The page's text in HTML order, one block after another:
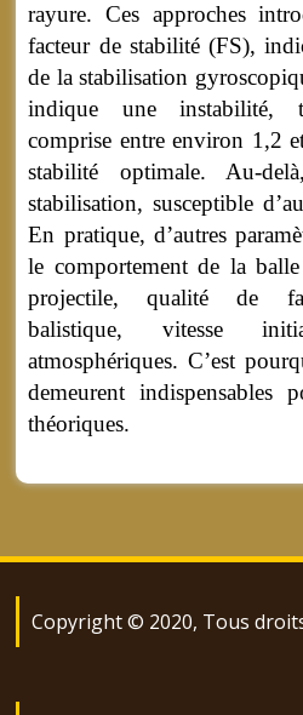
rayure. Ces approches
facteur de stabilité (FS),
de la stabilisation
indique une instabilité,
comprise entre environ 1,2
stabilité optimale. Au-
stabilisation, susceptible
En pratique, d’autres
le comportement de la
projectile, qualité de
balistique, vitesse
atmosphériques. C’est
demeurent
théoriques.
Copyright © 2020, Tous